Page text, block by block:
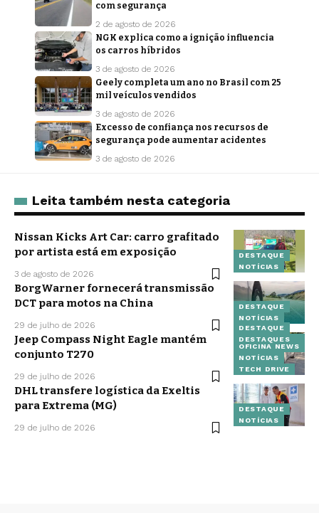
com segurança
2 de agosto de 2026
NGK explica como a ignição influencia
os carros híbridos
3 de agosto de 2026
Geely completa um ano no Brasil com 25
mil veículos vendidos
3 de agosto de 2026
Excesso de confiança nos recursos de
segurança pode aumentar acidentes
3 de agosto de 2026
Leita também nesta categoria
DESTAQUE
NOTÍCIAS
Nissan Kicks Art Car: carro grafitado
por artista está em exposição
3 de agosto de 2026
DESTAQUE
NOTÍCIAS
BorgWarner fornecerá transmissão
DCT para motos na China
29 de julho de 2026
DESTAQUE
DESTAQUES
OFICINA NEWS
NOTÍCIAS
TECH DRIVE
Jeep Compass Night Eagle mantém
conjunto T270
29 de julho de 2026
DESTAQUE
NOTÍCIAS
DHL transfere logística da Exeltis
para Extrema (MG)
29 de julho de 2026